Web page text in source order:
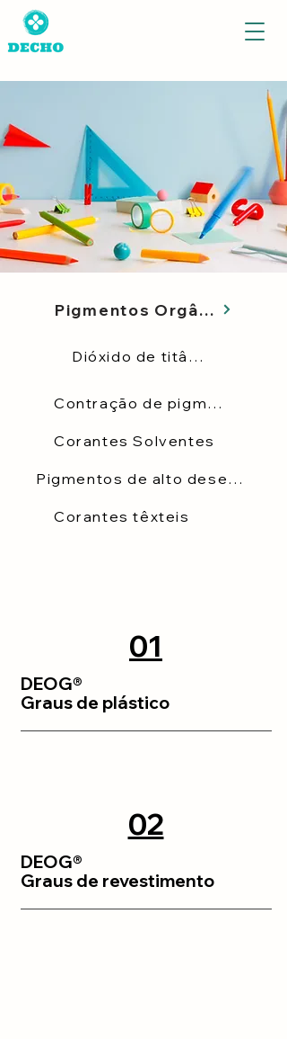
Pigmentos Orgânicos
Dióxido de titânio
Contração de pigmento único
Corantes Solventes
Pigmentos de alto desempenho
Corantes têxteis
01
DEOG®
Graus de plástico
02
DEOG®
Graus de revestimento